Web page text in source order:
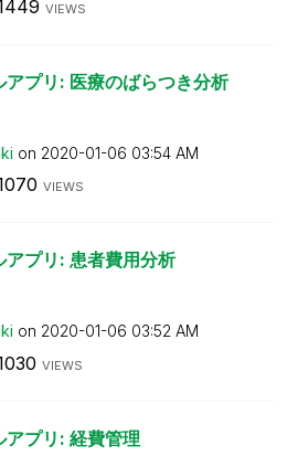
VIEWS
アプリ: 医療のばらつき分析
on ‎2020-01-06 03:54 AM
VIEWS
アプリ: 患者費用分析
on ‎2020-01-06 03:52 AM
VIEWS
アプリ: 経費管理